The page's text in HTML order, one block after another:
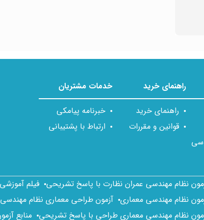
راهنمای خرید
راهنمای خرید
قوانین و مقررات
خدمات مشتریان
خبرنامه پیامکی
ارتباط با پشتیبانی
نظام مهندسی عمران نظارت با پاسخ تشریحی فیلم
نظام مهندسی معماری آزمون طراحی معماری نظام مهندسی
نظام مهندسی معماری طراحی با پاسخ تشریحی
منابع